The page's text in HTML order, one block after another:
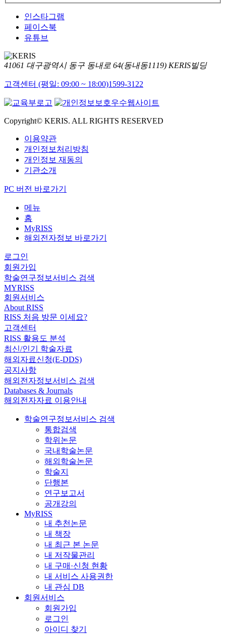
인스타그램
페이스북
유튜브
41061 대구광역시 동구 동내로 64(동내동1119) KERIS빌딩
고객센터 (평일: 09:00 ~ 18:00)1599-3122
Copyright© KERIS. ALL RIGHTS RESERVED
이용약관
개인정보처리방침
개인정보 재동의
기관소개
PC 버전 바로가기
메뉴
홈
MyRISS
해외전자정보 바로가기
로그인
회원가입
학술연구정보서비스 검색
MYRISS
회원서비스
About RISS
RISS 처음 방문 이세요?
고객센터
RISS 활용도 분석
최신/인기 학술자료
해외자료신청(E-DDS)
공지사항
해외전자정보서비스 검색
Databases & Journals
해외전자자료 이용안내
학술연구정보서비스 검색
통합검색
학위논문
국내학술논문
해외학술논문
학술지
단행본
연구보고서
공개강의
MyRISS
내 추천논문
내 책장
내 최근 본 논문
내 저작물관리
내 구매·신청 현황
내 서비스 사용권한
내 관심 DB
회원서비스
회원가입
로그인
아이디 찾기